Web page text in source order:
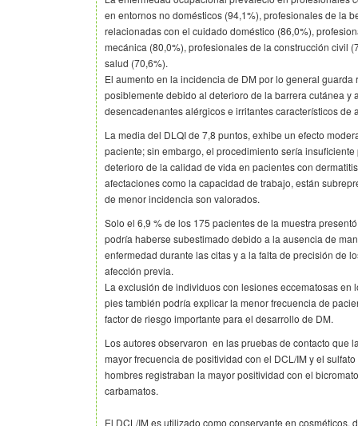
en entornos no domésticos (94,1%), profesionales de la
relacionadas con el cuidado doméstico (86,0%),
mecánica (80,0%), profesionales de la construcción civil
salud (70,6%).
El aumento en la incidencia de DM por lo general
posiblemente debido al deterioro de la barrera cutánea y
desencadenantes alérgicos e irritantes característicos de
La media del DLQI de 7,8 puntos, exhibe un efecto
paciente; sin embargo, el procedimiento sería
deterioro de la calidad de vida en pacientes con
afectaciones como la capacidad de trabajo, están
de menor incidencia son valorados.
Solo el 6,9 % de los 175 pacientes de la muestra
podría haberse subestimado debido a la ausencia de
enfermedad durante las citas y a la falta de precisión de
afección previa.
La exclusión de individuos con lesiones eccematosas en
pies también podría explicar la menor frecuencia de
factor de riesgo importante para el desarrollo de DM.
Los autores observaron en las pruebas de contacto que
mayor frecuencia de positividad con el DCL/IM y el
hombres registraban la mayor positividad con el
carbamatos.
El DCL/IM es utilizado como conservante en cosméticos,